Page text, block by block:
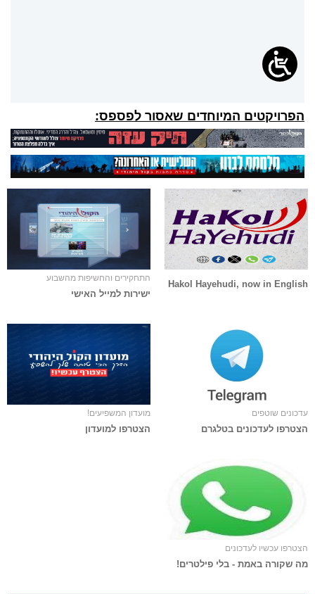
הפרויקטים המיוחדים שאסור לפספס:
Hakol Hayehudi, now in English
התחקירים והחשיפות מהשבוע
ישירות למייל האישי
עדכונים שוטפים
הצטרפו לעדכונים בטלגרם
מועדון המשפיעים!
הצטרפו למועדון
הצטרפו עכשיו לעדכונים
מה שקורה באמת - בלי פילטרים!